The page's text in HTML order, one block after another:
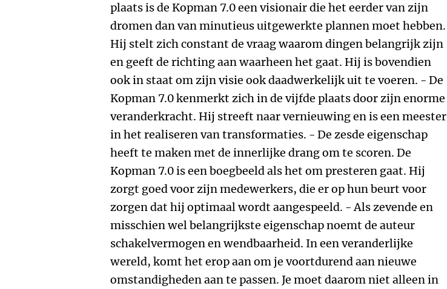
plaats is de Kopman 7.0 een visionair die het eerder van zijn
dromen dan van minutieus uitgewerkte plannen moet hebben.
Hij stelt zich constant de vraag waarom dingen belangrijk zijn
en geeft de richting aan waarheen het gaat. Hij is bovendien
ook in staat om zijn visie ook daadwerkelijk uit te voeren. - De
Kopman 7.0 kenmerkt zich in de vijfde plaats door zijn enorme
veranderkracht. Hij streeft naar vernieuwing en is een meester
in het realiseren van transformaties. - De zesde eigenschap
heeft te maken met de innerlijke drang om te scoren. De
Kopman 7.0 is een boegbeeld als het om presteren gaat. Hij
zorgt goed voor zijn medewerkers, die er op hun beurt voor
zorgen dat hij optimaal wordt aangespeeld. - Als zevende en
misschien wel belangrijkste eigenschap noemt de auteur
schakelvermogen en wendbaarheid. In een veranderlijke
wereld, komt het erop aan om je voortdurend aan nieuwe
omstandigheden aan te passen. Je moet daarom niet alleen in